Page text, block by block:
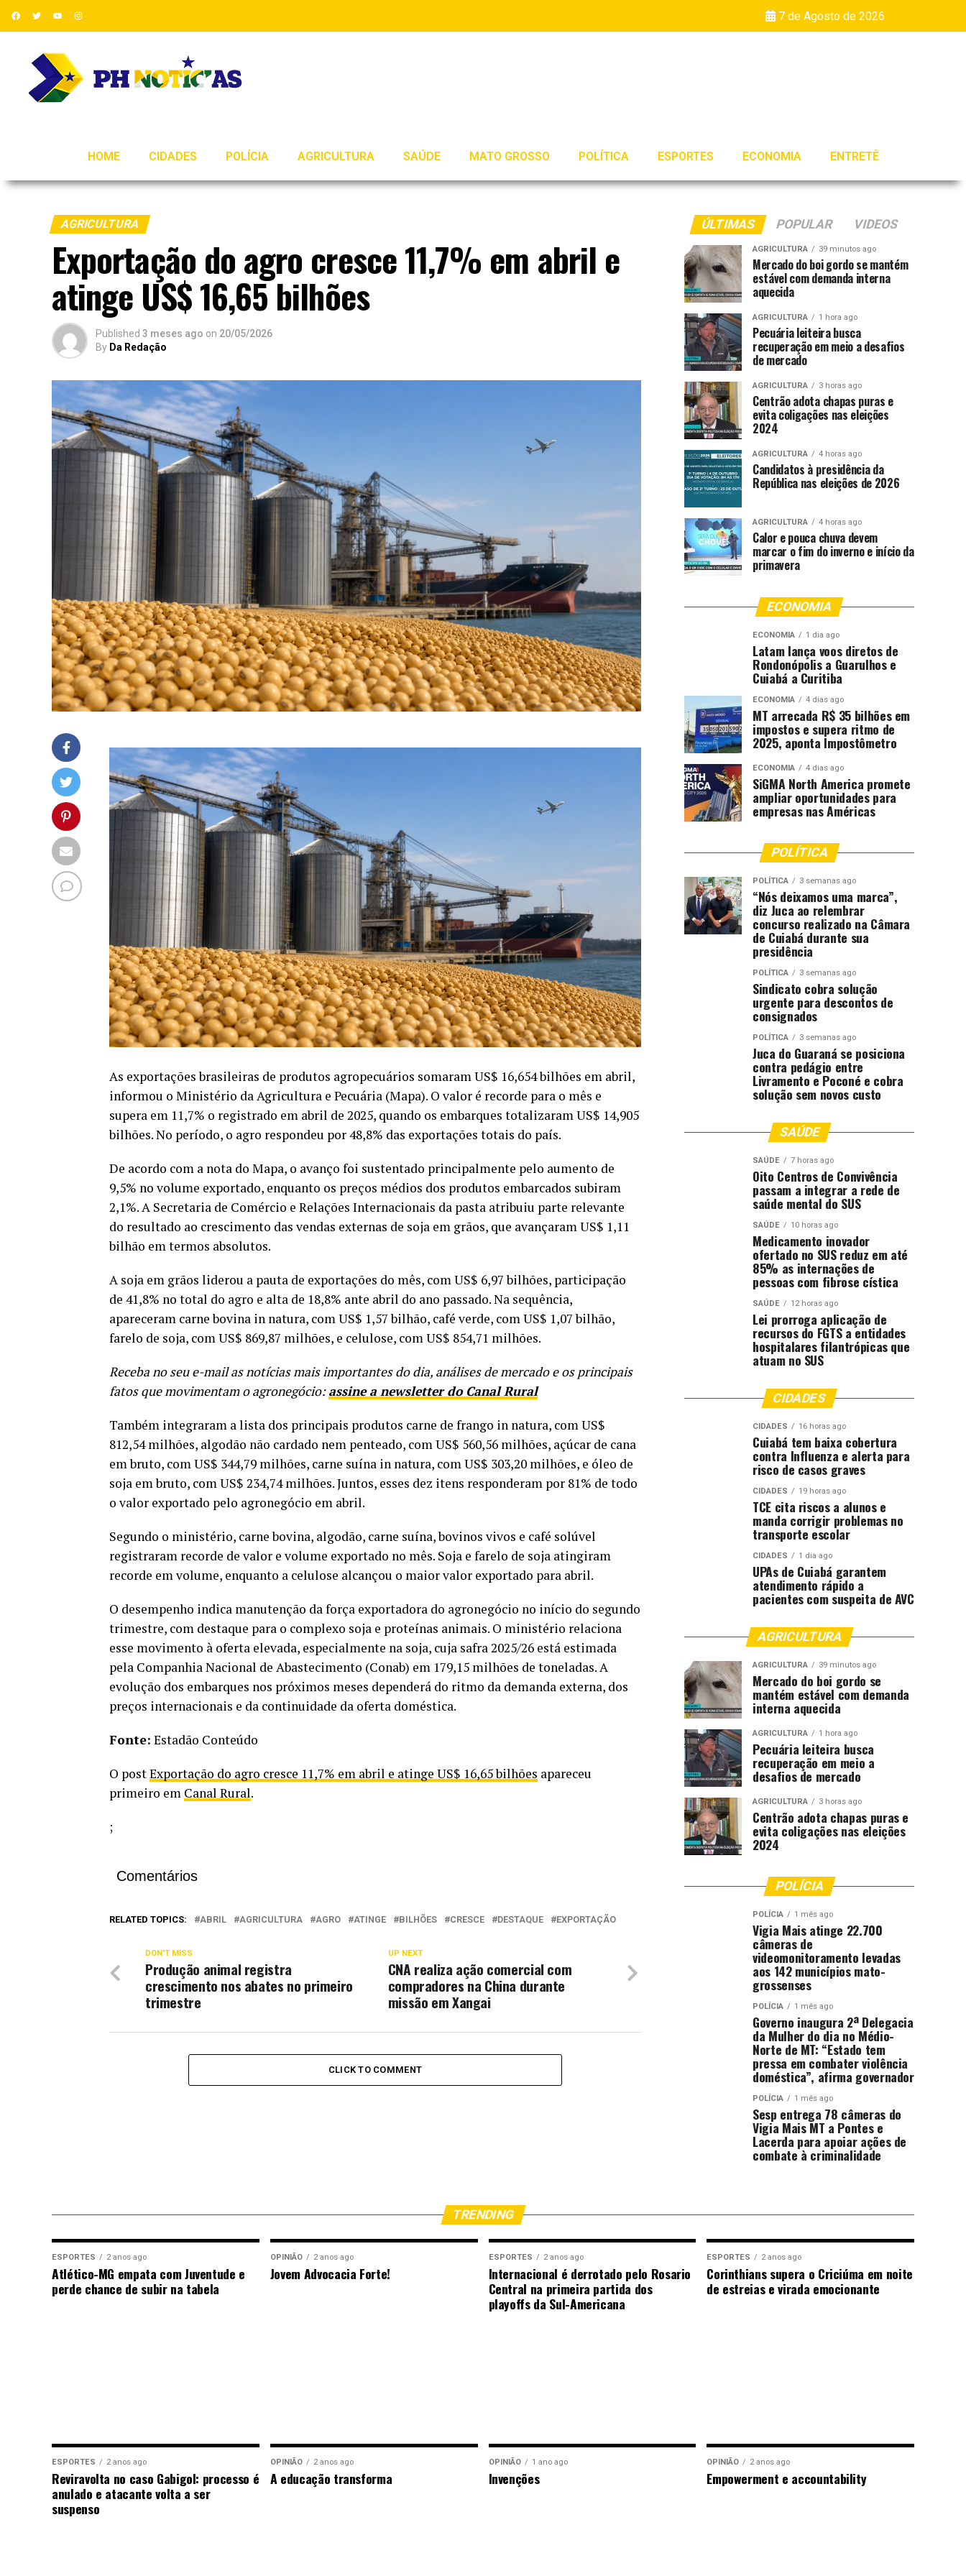
7 de Agosto de 2026
HOME CIDADES POLÍCIA AGRICULTURA SAÚDE MATO GROSSO POLÍTICA ESPORTES ECONOMIA ENTRETÊ
AGRICULTURA
Exportação do agro cresce 11,7% em abril e
atinge US$ 16,65 bilhões
Published 3 meses ago on 20/05/2026
By Da Redação
As exportações brasileiras de produtos agropecuários somaram US$ 16,654 bilhões em abril,
informou o Ministério da Agricultura e Pecuária (Mapa). O valor é recorde para o mês e
supera em 11,7% o registrado em abril de 2025, quando os embarques totalizaram US$ 14,905
bilhões. No período, o agro respondeu por 48,8% das exportações totais do país.
De acordo com a nota do Mapa, o avanço foi sustentado principalmente pelo aumento de
9,5% no volume exportado, enquanto os preços médios dos produtos embarcados subiram
2,1%. A Secretaria de Comércio e Relações Internacionais da pasta atribuiu parte relevante
do resultado ao crescimento das vendas externas de soja em grãos, que avançaram US$ 1,11
bilhão em termos absolutos.
A soja em grãos liderou a pauta de exportações do mês, com US$ 6,97 bilhões, participação
de 41,8% no total do agro e alta de 18,8% ante abril do ano passado. Na sequência,
apareceram carne bovina in natura, com US$ 1,57 bilhão, café verde, com US$ 1,07 bilhão,
farelo de soja, com US$ 869,87 milhões, e celulose, com US$ 854,71 milhões.
Receba no seu e-mail as notícias mais importantes do dia, análises de mercado e os principais
fatos que movimentam o agronegócio:assine a newsletter do Canal Rural
Também integraram a lista dos principais produtos carne de frango in natura, com US$
812,54 milhões, algodão não cardado nem penteado, com US$ 560,56 milhões, açúcar de cana
em bruto, com US$ 344,79 milhões, carne suína in natura, com US$ 303,20 milhões, e óleo de
soja em bruto, com US$ 234,74 milhões. Juntos, esses dez itens responderam por 81% de todo
o valor exportado pelo agronegócio em abril.
Segundo o ministério, carne bovina, algodão, carne suína, bovinos vivos e café solúvel
registraram recorde de valor e volume exportado no mês. Soja e farelo de soja atingiram
recorde em volume, enquanto a celulose alcançou o maior valor exportado para abril.
O desempenho indica manutenção da força exportadora do agronegócio no início do segundo
trimestre, com destaque para o complexo soja e proteínas animais. O ministério relaciona
esse movimento à oferta elevada, especialmente na soja, cuja safra 2025/26 está estimada
pela Companhia Nacional de Abastecimento (Conab) em 179,15 milhões de toneladas. A
evolução dos embarques nos próximos meses dependerá do ritmo da demanda externa, dos
preços internacionais e da continuidade da oferta doméstica.
Fonte: Estadão Conteúdo
O postExportação do agro cresce 11,7% em abril e atinge US$ 16,65 bilhões apareceu
primeiro em Canal Rural.
;
Comentários
RELATED TOPICS: ABRIL AGRICULTURA AGRO ATINGE BILHÕES CRESCE DESTAQUE EXPORTAÇÃO
UP NEXT
CNA realiza ação comercial com
compradores na China durante
missão em Xangai
DON'T MISS
Produção animal registra
crescimento nos abates no primeiro
trimestre
CLICK TO COMMENT
ÚLTIMAS POPULAR VIDEOS
AGRICULTURA 39 minutos ago
Mercado do boi gordo se mantém
estável com demanda interna
aquecida
AGRICULTURA 1 hora ago
Pecuária leiteira busca
recuperação em meio a desafios
de mercado
AGRICULTURA 3 horas ago
Centrão adota chapas puras e
evita coligações nas eleições
2024
AGRICULTURA 4 horas ago
Candidatos à presidência da
República nas eleições de 2026
AGRICULTURA 4 horas ago
Calor e pouca chuva devem
marcar o fim do inverno e início da
primavera
ECONOMIA
ECONOMIA 1 dia ago
Latam lança voos diretos de
Rondonópolis a Guarulhos e
Cuiabá a Curitiba
ECONOMIA 4 dias ago
MT arrecada R$ 35 bilhões em
impostos e supera ritmo de
2025, aponta Impostômetro
ECONOMIA 4 dias ago
SiGMA North America promete
ampliar oportunidades para
empresas nas Américas
POLÍTICA
POLÍTICA 3 semanas ago
“Nós deixamos uma marca”,
diz Juca ao relembrar
concurso realizado na Câmara
de Cuiabá durante sua
presidência
POLÍTICA 3 semanas ago
Sindicato cobra solução
urgente para descontos de
consignados
POLÍTICA 3 semanas ago
Juca do Guaraná se posiciona
contra pedágio entre
Livramento e Poconé e cobra
solução sem novos custo
SAÚDE
SAÚDE 7 horas ago
Oito Centros de Convivência
passam a integrar a rede de
saúde mental do SUS
SAÚDE 10 horas ago
Medicamento inovador
ofertado no SUS reduz em até
85% as internações de
pessoas com fibrose cística
SAÚDE 12 horas ago
Lei prorroga aplicação de
recursos do FGTS a entidades
hospitalares filantrópicas que
atuam no SUS
CIDADES
CIDADES 16 horas ago
Cuiabá tem baixa cobertura
contra Influenza e alerta para
risco de casos graves
CIDADES 19 horas ago
TCE cita riscos a alunos e
manda corrigir problemas no
transporte escolar
CIDADES 1 dia ago
UPAs de Cuiabá garantem
atendimento rápido a
pacientes com suspeita de AVC
AGRICULTURA
AGRICULTURA 39 minutos ago
Mercado do boi gordo se
mantém estável com demanda
interna aquecida
AGRICULTURA 1 hora ago
Pecuária leiteira busca
recuperação em meio a
desafios de mercado
AGRICULTURA 3 horas ago
Centrão adota chapas puras e
evita coligações nas eleições
2024
POLÍCIA
POLÍCIA 1 mês ago
Vigia Mais atinge 22.700
câmeras de
videomonitoramento levadas
aos 142 municípios mato-
grossenses
POLÍCIA 1 mês ago
Governo inaugura 2ª Delegacia
da Mulher do dia no Médio-
Norte de MT: “Estado tem
pressa em combater violência
doméstica”, afirma governador
POLÍCIA 1 mês ago
Sesp entrega 78 câmeras do
Vigia Mais MT a Pontes e
Lacerda para apoiar ações de
combate à criminalidade
TRENDING
ESPORTES 2 anos ago
Atlético-MG empata com Juventude e
perde chance de subir na tabela
OPINIÃO 2 anos ago
Jovem Advocacia Forte!
ESPORTES 2 anos ago
Internacional é derrotado pelo Rosario
Central na primeira partida dos
playoffs da Sul-Americana
ESPORTES 2 anos ago
Corinthians supera o Criciúma em noite
de estreias e virada emocionante
ESPORTES 2 anos ago
Reviravolta no caso Gabigol: processo é
anulado e atacante volta a ser
suspenso
OPINIÃO 2 anos ago
A educação transforma
OPINIÃO 1 ano ago
Invenções
OPINIÃO 2 anos ago
Empowerment e accountability